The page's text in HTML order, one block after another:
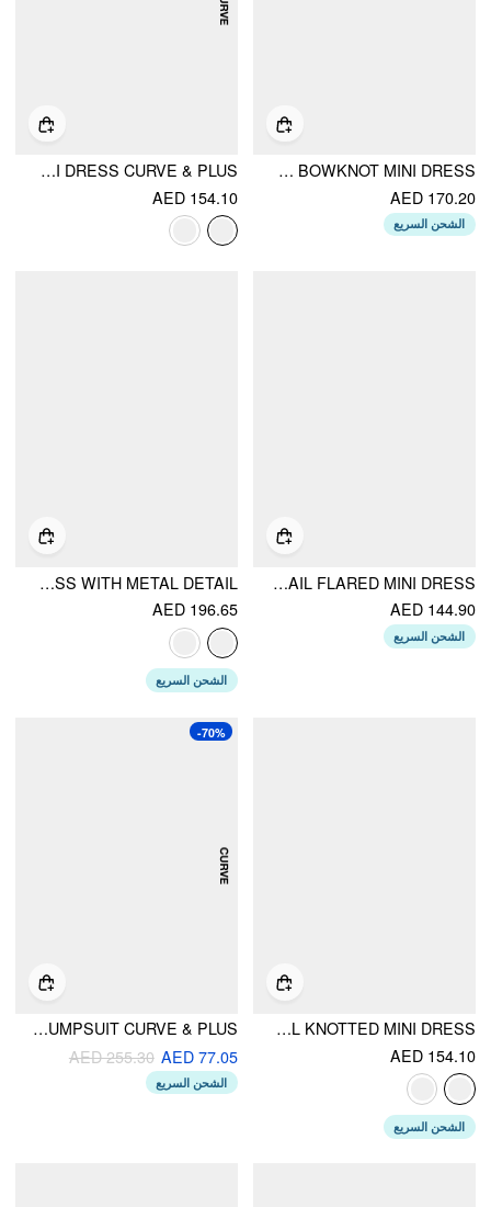
CORDUROY FLORAL V-NECK LACE TRIM BOWKNOT MINI DRESS
AED 170.20
الشحن السريع
DENIM V-NECK TIE BACK A-LINE MINI DRESS CURVE & PLUS
AED 154.10
COLLAR METAL DETAIL FLARED MINI DRESS
AED 144.90
الشحن السريع
WASHED DENIM PINAFORE MAXI DRESS WITH METAL DETAIL
AED 196.65
الشحن السريع
SWEETHEART LACE FLORAL KNOTTED MINI DRESS
AED 154.10
الشحن السريع
-70%
WOOL-LOOK BOAT NECK TARTAN PLEATED JUMPSUIT CURVE & PLUS
AED 77.05
AED 255.30
الشحن السريع